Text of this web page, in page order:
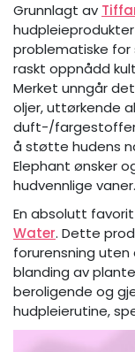
Grunnlagt av
problematiske for
raskt oppnådd
Merket unngår
oljer, uttørkende
duft-/
å støtte hudens
Elephant ønsker
hudvennlige vaner.
En absolutt
Water. Dette
forurensning
blanding av
beroligende og
hudpleierutine,